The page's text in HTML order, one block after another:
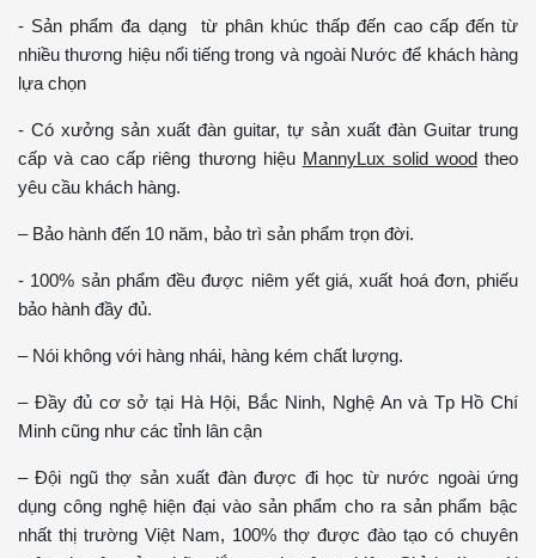
- Sản phẩm đa dạng từ phân khúc thấp đến cao cấp đến từ
nhiều thương hiệu nổi tiếng trong và ngoài Nước để khách hàng
lựa chọn
- Có xưởng sản xuất đàn guitar, tự sản xuất đàn Guitar trung
cấp và cao cấp riêng thương hiệu MannyLux solid woodtheo
yêu cầu khách hàng.
– Bảo hành đến 10 năm, bảo trì sản phẩm trọn đời.
- 100% sản phẩm đều được niêm yết giá, xuất hoá đơn, phiếu
bảo hành đầy đủ.
– Nói không với hàng nhái, hàng kém chất lượng.
– Đầy đủ cơ sở tại Hà Hội, Bắc Ninh, Nghệ An và Tp Hồ Chí
Minh cũng như các tỉnh lân cận
– Đội ngũ thợ sản xuất đàn được đi học từ nước ngoài ứng
dụng công nghệ hiện đại vào sản phẩm cho ra sản phẩm bậc
nhất thị trường Việt Nam, 100% thợ được đào tạo có chuyên